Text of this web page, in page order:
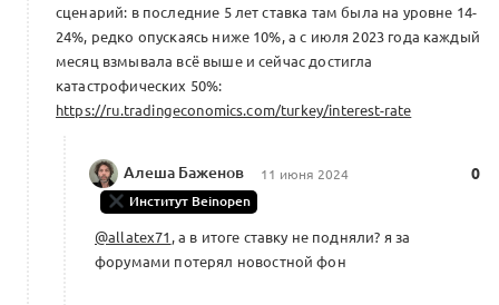
сценарий: в последние 5 лет ставка там была на уровне 14-
24%, редко опускаясь ниже 10%, а с июля 2023 года каждый
месяц взмывала всё выше и сейчас достигла
катастрофических 50%:
https://ru.tradingeconomics.com/turkey/interest-rate
Алеша Баженов 11 июня 2024
Институт Beinopen
0
@allatex71 , а в итоге ставку не подняли? я за
форумами потерял новостной фон